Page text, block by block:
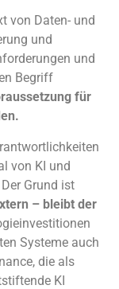
von Daten- und
und
und
Begriff
für
von KI und
Grund ist
– bleibt der
Systeme auch
die als
KI